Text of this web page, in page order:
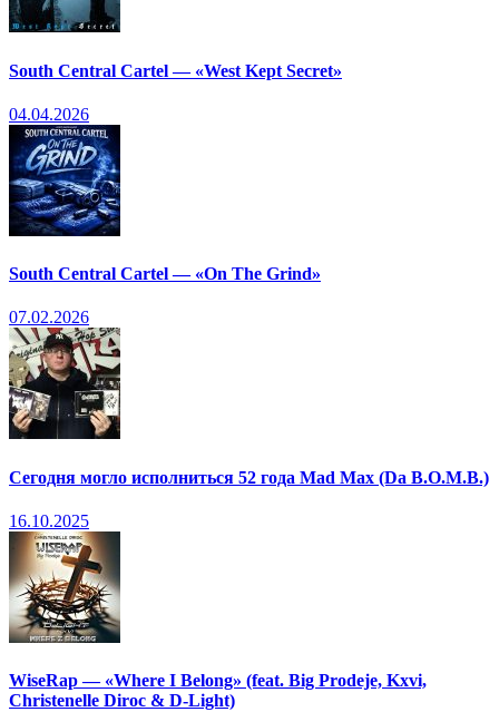
South Central Cartel — «West Kept Secret»
04.04.2026
South Central Cartel — «On The Grind»
07.02.2026
Сегодня могло исполниться 52 года Mad Max (Da B.O.M.B.)
16.10.2025
WiseRap — «Where I Belong» (feat. Big Prodeje, Kxvi,
Christenelle Diroc & D-Light)